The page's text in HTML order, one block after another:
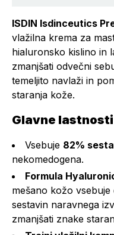
ISDIN Isdinceutics
vlažilna krema za
hialuronsko kislino in
zmanjšati odvečni
temeljito navlaži in
staranja kože.
Glavne
Vsebuje 82%
nekomedogena.
Formula
mešano kožo
sestavin naravnega
zmanjšati znake